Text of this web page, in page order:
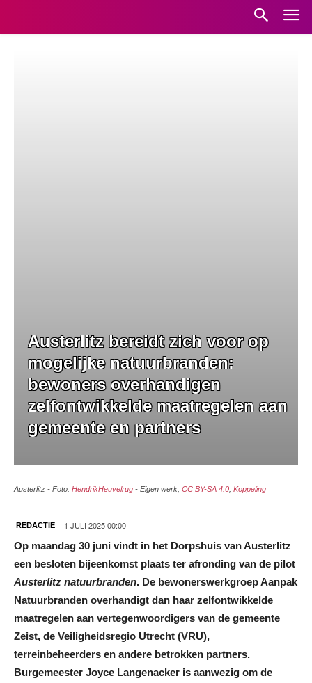
Austerlitz bereidt zich voor op
mogelijke natuurbranden:
bewoners overhandigen
zelfontwikkelde maatregelen aan
gemeente en partners
Austerlitz - Foto: HendrikHeuvelrug - Eigen werk CC BY-SA 4.0 Koppeling
REDACTIE 1 JULI 2025 00:00
Op maandag 30 juni vindt in het Dorpshuis van Austerlitz
een besloten bijeenkomst plaats ter afronding van de pilot
Austerlitz natuurbranden. De bewonerswerkgroep Aanpak
Natuurbranden overhandigt dan haar zelfontwikkelde
maatregelen aan vertegenwoordigers van de gemeente
Zeist, de Veiligheidsregio Utrecht (VRU),
terreinbeheerders en andere betrokken partners.
Burgemeester Joyce Langenacker is aanwezig om de